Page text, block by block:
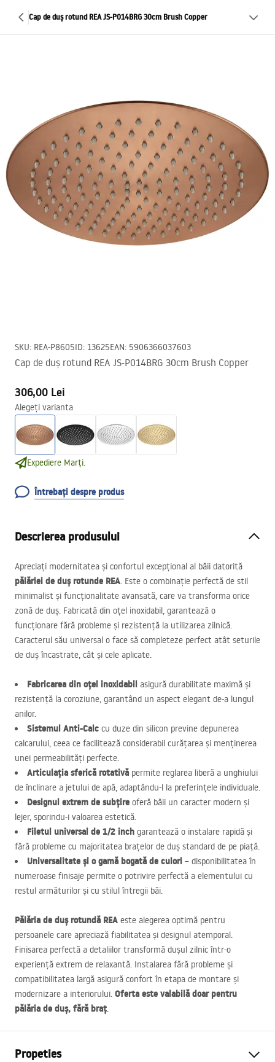
Cap de duș rotund REA JS-P014BRG 30cm Brush Copper
SKU: REA-P8605ID: 13625EAN: 5906366037603
Cap de duș rotund REA JS-P014BRG 30cm Brush Copper
306,00 Lei
Alegeți varianta
Expediere Marți.
Întrebați despre produs
Descrierea produsului
Apreciați modernitatea și confortul excepțional al băii datorită
pălăriei de duș rotunde REA. Este o combinație perfectă de stil
minimalist și funcționalitate avansată, care va transforma orice
zonă de duș. Fabricată din oțel inoxidabil, garantează o
funcționare fără probleme și rezistență la utilizarea zilnică.
Caracterul său universal o face să completeze perfect atât seturile
de duș încastrate, cât și cele aplicate.
Fabricarea din oțel inoxidabil asigură durabilitate maximă și
rezistență la coroziune, garantând un aspect elegant de-a lungul
anilor.
Sistemul Anti-Calc cu duze din silicon previne depunerea
calcarului, ceea ce facilitează considerabil curățarea și menținerea
unei permeabilități perfecte.
Articulația sferică rotativă permite reglarea liberă a unghiului
de înclinare a jetului de apă, adaptându-l la preferințele individuale.
Designul extrem de subțire oferă băii un caracter modern și
lejer, sporindu-i valoarea estetică.
Filetul universal de 1/2 inch garantează o instalare rapidă și
fără probleme cu majoritatea brațelor de duș standard de pe piață.
Universalitate și o gamă bogată de culori – disponibilitatea în
numeroase finisaje permite o potrivire perfectă a elementului cu
restul armăturilor și cu stilul întregii băi.
Pălăria de duș rotundă REA este alegerea optimă pentru
persoanele care apreciază fiabilitatea și designul atemporal.
Finisarea perfectă a detaliilor transformă dușul zilnic într-o
experiență extrem de relaxantă. Instalarea fără probleme și
compatibilitatea largă asigură confort în etapa de montare și
modernizare a interiorului. Oferta este valabilă doar pentru
pălăria de duș, fără braț.
Propeties